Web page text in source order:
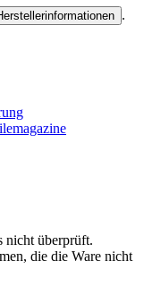
.
nicht überprüft.
die die Ware nicht